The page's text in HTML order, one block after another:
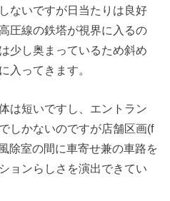
ないですが日当たりは良好
圧線の鉄塔が視界に入るの
少し奥まっているため斜め
入ってきます。
は短いですし、エントラン
しかないのですが店舗区画(f
除室の間に車寄せ兼の車路を
ョンらしさを演出できてい